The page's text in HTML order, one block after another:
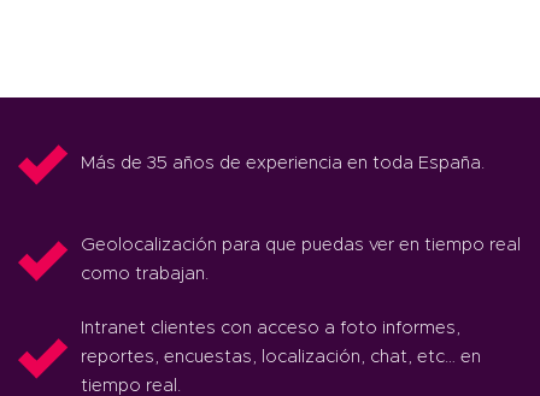
Más de 35 años de experiencia en toda España.
Geolocalización para que puedas ver en tiempo real
como trabajan.
Intranet clientes con acceso a foto informes,
reportes, encuestas, localización, chat, etc… en
tiempo real.